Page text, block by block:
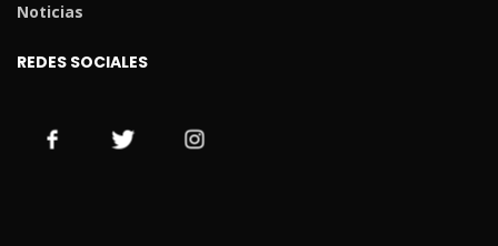
Noticias
REDES SOCIALES